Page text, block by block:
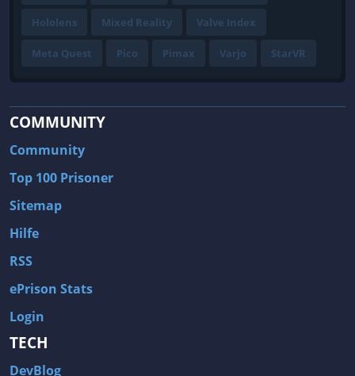
Hololens Mixed Reality Valve Index
Meta Quest Pico Pimax Varjo StarVR
COMMUNITY
Community
Top 100 Prisoner
Sitemap
Hilfe
RSS
ePrison Stats
Login
TECH
DevBlog